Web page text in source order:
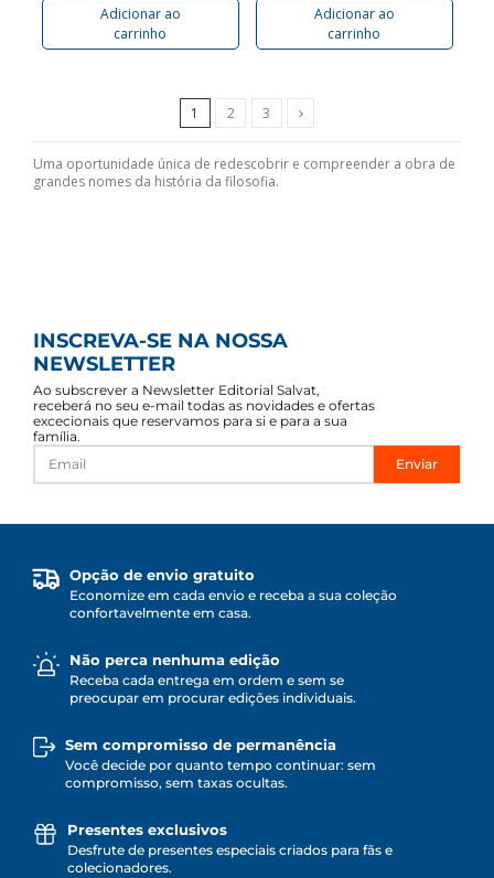
Adicionar ao
carrinho
Adicionar ao
carrinho
1 2 3 Próximo
Uma oportunidade única de redescobrir e compreender a obra de
grandes nomes da história da filosofia.
INSCREVA-SE NA NOSSA
NEWSLETTER
Ao subscrever a Newsletter Editorial Salvat,
receberá no seu e-mail todas as novidades e ofertas
excecionais que reservamos para si e para a sua
família.
Enviar
Opção de envio gratuito
Economize em cada envio e receba a sua coleção
confortavelmente em casa.
Não perca nenhuma edição
Receba cada entrega em ordem e sem se
preocupar em procurar edições individuais.
Sem compromisso de permanência
Você decide por quanto tempo continuar: sem
compromisso, sem taxas ocultas.
Presentes exclusivos
Desfrute de presentes especiais criados para fãs e
colecionadores.